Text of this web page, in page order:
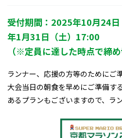
受付期間：2025年10月24
年1月31日（土）17:00
（※定員に達した時点で締め
ランナー、応援の方等のためにご
大会当日の朝食を早めにご準備す
あるプランもございますので、ラ